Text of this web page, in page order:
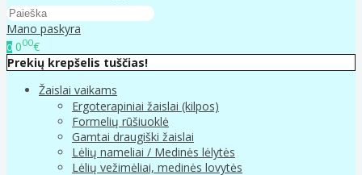
Mano paskyra
0 000€
Prekių krepšelis tuščias!
Žaislai vaikams
Ergoterapiniai žaislai (kilpos)
Formelių rūšiuoklė
Gamtai draugiški žaislai
Lėlių nameliai / Medinės lėlytės
Lėlių vežimėliai, medinės lovytės